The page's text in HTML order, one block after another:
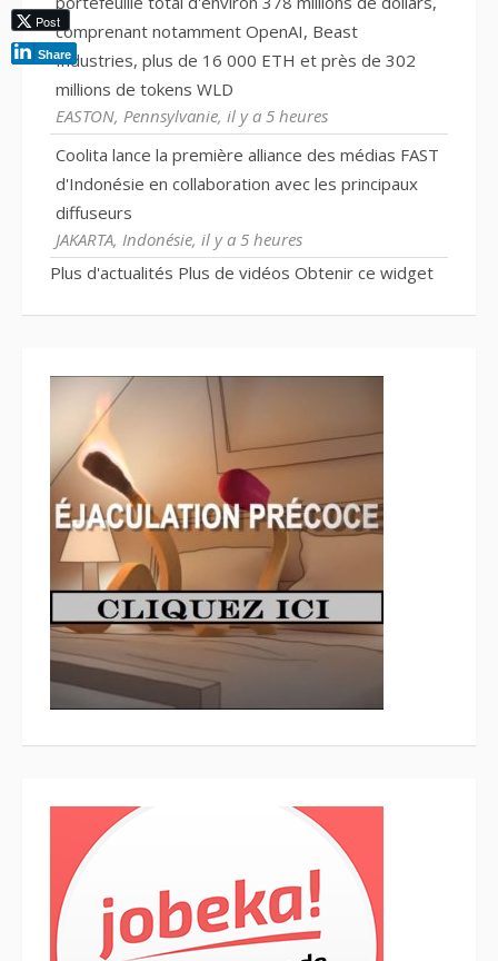
comprenant notamment OpenAI, Beast
Industries, plus de 16 000 ETH et près de 302
millions de tokens WLD
EASTON, Pennsylvanie, il y a 5 heures
Coolita lance la première alliance des médias FAST
d'Indonésie en collaboration avec les principaux
diffuseurs
JAKARTA, Indonésie, il y a 5 heures
Plus d'actualités Plus de vidéos Obtenir ce widget
Post
Share